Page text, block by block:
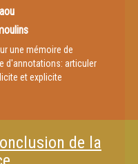
une mémoire de
d'annotations: articuler
et explicite
de la